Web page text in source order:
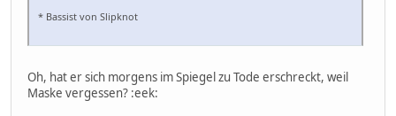
* Bassist von Slipknot
Oh, hat er sich morgens im Spiegel zu Tode erschreckt, weil
Maske vergessen? :eek: